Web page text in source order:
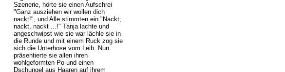
Szenerie, hörte sie einen Aufschrei
"Ganz ausziehen wir wollen dich
nackt!", und Alle stimmten ein "Nackt,
nackt, nackt ...!" Tanja lachte und
angeschwipst wie sie war lächle sie in
die Runde und mit einem Ruck zog sie
sich die Unterhose vom Leib. Nun
präsentierte sie allen ihren
wohlgeformten Po und einen
Dschungel aus Haaren auf ihrem